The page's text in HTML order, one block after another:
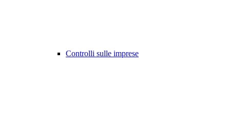
Controlli sulle imprese